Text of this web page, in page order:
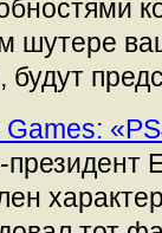
шутере
будут
Games:
президент